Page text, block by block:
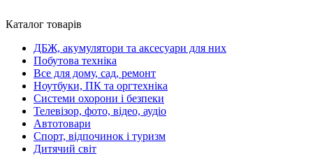
Каталог товарів
ДБЖ, акумулятори та аксесуари для них
Побутова техніка
Все для дому, сад, ремонт
Ноутбуки, ПК та оргтехніка
Системи охорони і безпеки
Телевізор, фото, відео, аудіо
Автотовари
Спорт, відпочинок і туризм
Дитячий світ